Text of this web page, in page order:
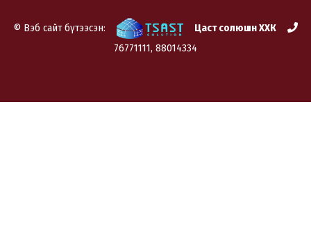
© Вэб сайт бүтээсэн:
Цаст солюшн ХХК
76771111, 88014334